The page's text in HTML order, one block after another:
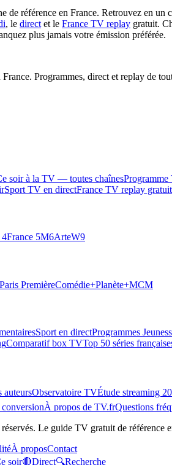
de référence en France. Retrouvez en un
, le direct et le France TV replay gratuit.
plus jamais votre émission préférée.
Programmes, direct et replay de
soir à la TV — toutes chaînesProgramme
Sport TV en directFrance TV replay gratuit
4France 5M6ArteW9
Paris PremièreComédie+Planète+MCM
Sport en directProgrammes
Comparatif box TVTop 50 séries
auteursObservatoire TVÉtude streaming
À propos de TV.frQuestions
Le guide TV gratuit de référence
À proposContact
soir🔴Direct🔍Recherche